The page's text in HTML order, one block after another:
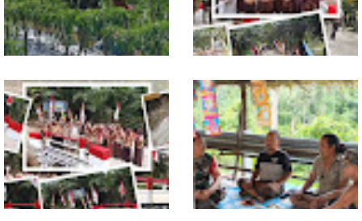
Babinsa Dampingi Petani
Rawat Cabai, Dukung
Ketahanan Pangan
Tuntas Dibangun, Jembatan
Garuda Perkuat Konektivitas
Teladan Baru–Kuala Kepeng